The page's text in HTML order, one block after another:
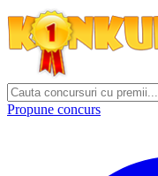
Propune concurs